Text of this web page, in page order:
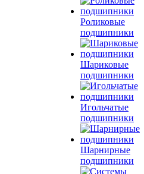
Роликовые
подшипники
Шариковые
подшипники
Игольчатые
подшипники
Шарнирные
подшипники